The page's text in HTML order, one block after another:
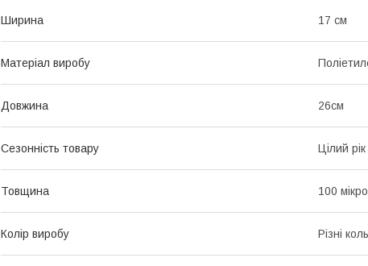
Ширина 17 см
Матеріал виробу
Довжина 26см
Сезонність товару Цілий рік
Товщина 100
Колір виробу Різні